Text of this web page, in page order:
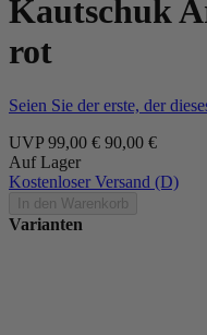
Kautschuk
rot
Seien Sie der erste, der
UVP 99,00 € 90,00 €
Auf Lager
Kostenloser Versand (D)
In den Warenkorb
Varianten